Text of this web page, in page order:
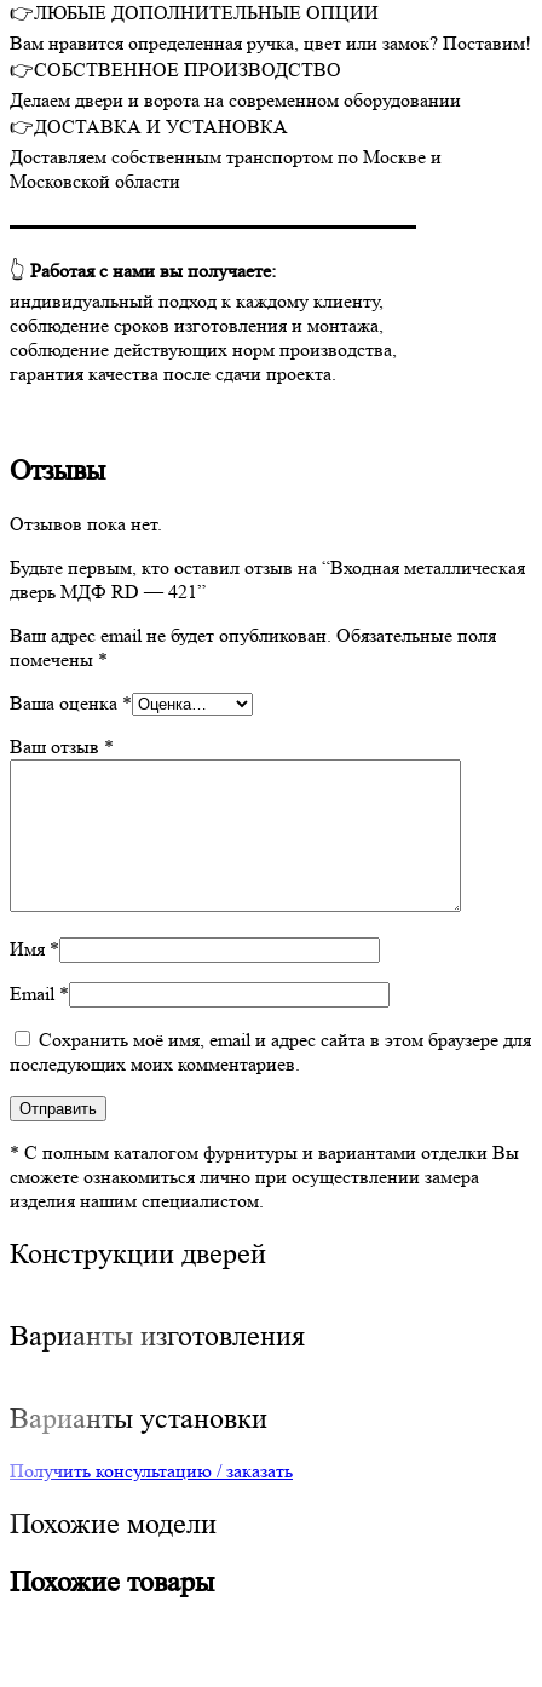
👉ЛЮБЫЕ ДОПОЛНИТЕЛЬНЫЕ ОПЦИИ
Вам нравится определенная ручка, цвет или замок? Поставим!
👉СОБСТВЕННОЕ ПРОИЗВОДСТВО
Делаем двери и ворота на современном оборудовании
👉ДОСТАВКА И УСТАНОВКА
Доставляем собственным транспортом по Москве и
Московской области
▬▬▬▬▬▬▬▬▬▬▬▬▬▬▬▬▬▬▬▬▬
👆 Работая с нами вы получаете:
индивидуальный подход к каждому клиенту,
соблюдение сроков изготовления и монтажа,
соблюдение действующих норм производства,
гарантия качества после сдачи проекта.
Отзывы
Отзывов пока нет.
Будьте первым, кто оставил отзыв на “Входная металлическая
дверь МДФ RD — 421”
Ваш адрес email не будет опубликован. Обязательные поля
помечены *
Ваша оценка *
Ваш отзыв *
Имя *
Email *
Сохранить моё имя, email и адрес сайта в этом браузере для
последующих моих комментариев.
* С полным каталогом фурнитуры и вариантами отделки Вы
сможете ознакомиться лично при осуществлении замера
изделия нашим специалистом.
Конструкции дверей
Варианты изготовления
Варианты установки
Получить консультацию / заказать
Похожие модели
Похожие товары